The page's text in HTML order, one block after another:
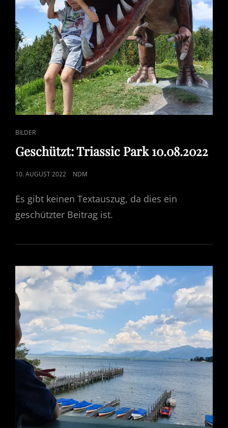
CAT
LINKS
BILDER
Geschützt: Triassic Park 10.08.2022
POSTED
10. AUGUST 2022 NDM
Es gibt keinen Textauszug, da dies ein
geschützter Beitrag ist.